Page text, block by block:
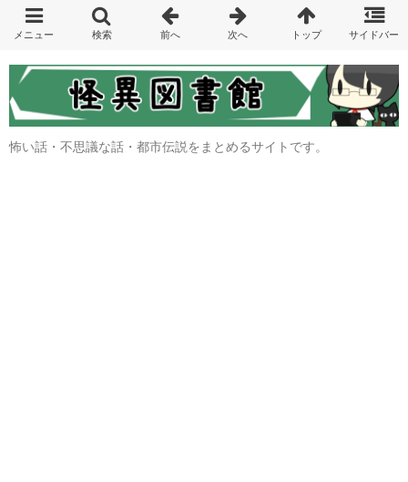
怖い話・不思議な話・都市伝説をまとめるサイトです。